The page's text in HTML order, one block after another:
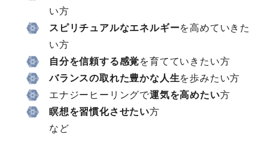
い方
スピリチュアルなエネルギーを高めていきた
い方
自分を信頼する感覚を育てていきたい方
バランスの取れた豊かな人生を歩みたい方
エナジーヒーリングで運気を高めたい方
瞑想を習慣化させたい方
など